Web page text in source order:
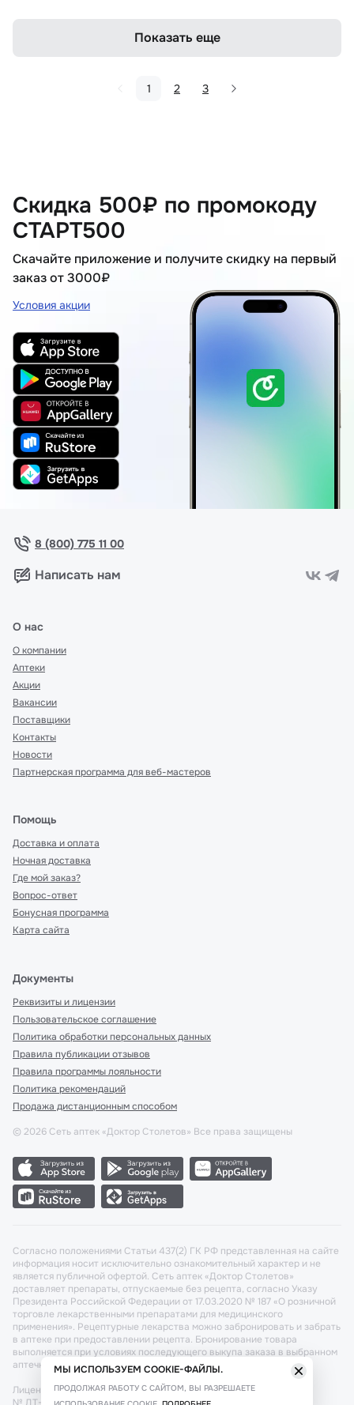
Показать еще
1 2 3
Скидка 500₽ по промокоду
СТАРТ500
Скачайте приложение и получите скидку на первый
заказ от 3000₽
Условия акции
8 (800) 775 11 00
Написать нам
О нас
О компании
Аптеки
Акции
Вакансии
Поставщики
Контакты
Новости
Партнерская программа для веб-мастеров
Помощь
Доставка и оплата
Ночная доставка
Где мой заказ?
Вопрос-ответ
Бонусная программа
Карта сайта
Документы
Реквизиты и лицензии
Пользовательское соглашение
Политика обработки персональных данных
Правила публикации отзывов
Правила программы лояльности
Политика рекомендаций
Продажа дистанционным способом
© 2026 Сеть аптек «Доктор Столетов» Все права защищены
Согласно положениями Статьи 437(2) ГК РФ представленная на сайте
информация носит исключительно ознакомительный характер и не
является публичной офертой. Сеть аптек «Доктор Столетов»
доставляет препараты, отпускаемые без рецепта, согласно Указу
Президента Российской Федерации от 17.03.2020 № 187 «О розничной
торговле лекарственными препаратами для медицинского
применения». Рецептурные лекарства можно забронировать и забрать
в аптеке при предоставлении рецепта. Бронирование товара
выполняется при условиях последующего выкупа заказа в выбранном
аптечном пункте.
Лицензия №: ЛО-77-02-011340 от 22 декабря 2020г. Разрешение
МЫ ИСПОЛЬЗУЕМ COOKIE-ФАЙЛЫ.
ПРОДОЛЖАЯ РАБОТУ С САЙТОМ, ВЫ РАЗРЕШАЕТЕ